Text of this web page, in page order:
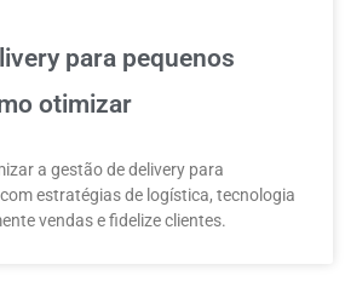
para pequenos
otimizar
a gestão de delivery para
estratégias de logística, tecnologia
vendas e fidelize clientes.